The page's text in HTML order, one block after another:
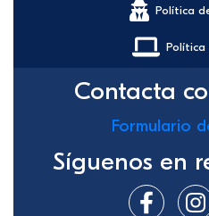
Política
Política
Contacta
Formulario
Síguenos en